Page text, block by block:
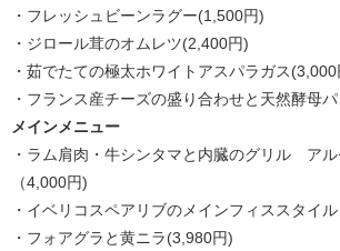
・フレッシュビーンラグー(1,500円)
・ジロール茸のオムレツ(2,400円)
・茹でたての極太ホワイトアスパラガス(3,000
・フランス産チーズの盛り合わせと天然酵母
メインメニュー
・ラム肩肉・牛シンタマと内臓のグリル ア
（4,000円)
・イベリコスペアリブのメインフィススタイ
・フォアグラと黄ニラ(3,980円)